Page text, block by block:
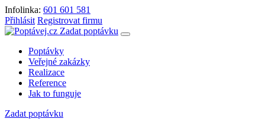
Infolinka: 601 601 581
Přihlásit Registrovat firmu
Zadat poptávku
Poptávky
Veřejné zakázky
Realizace
Reference
Jak to funguje
Zadat poptávku